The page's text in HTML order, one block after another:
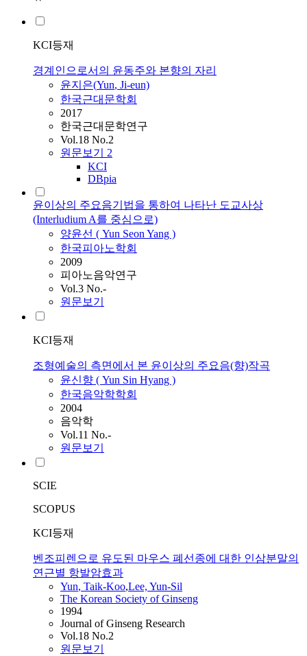
KCI등재
경계인으로서의 윤동주와 본향의 자리
윤지은(Yun, Ji-eun)
한국근대문학회
2017
한국근대문학연구
Vol.18 No.2
원문보기 2
KCI
DBpia
윤이상의 주요음기법을 통하여 나타난 도교사상
(Interludium A를 중심으로)
양윤선 ( Yun Seon Yang )
한국피아노학회
2009
피아노음악연구
Vol.3 No.-
원문보기
KCI등재
조형예술의 측면에서 본 윤이상의 주요음(향)작곡
윤신향 ( Yun Sin Hyang )
한국음악학학회
2004
음악학
Vol.11 No.-
원문보기
SCIE
SCOPUS
KCI등재
벤조피렌으로 유도된 마우스 폐선종에 대한 인삼분말의
연근별 항발암효과
Yun, Taik-Koo,Lee, Yun-Sil
The Korean Society of Ginseng
1994
Journal of Ginseng Research
Vol.18 No.2
원문보기